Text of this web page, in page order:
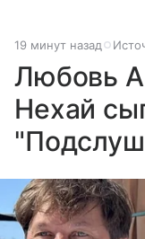
19 минут назад
Любовь
Нехай